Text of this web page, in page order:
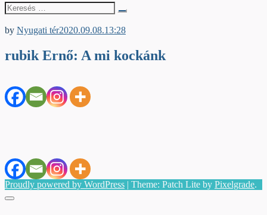
Keresés
erre:
by Nyugati tér2020.09.08.13:28
rubik Ernő: A mi kockánk
Proudly powered by WordPress | Theme: Patch Lite by Pixelgrade.
Menu